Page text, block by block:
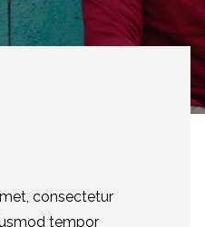
sed do
at.
consectetur
tempor